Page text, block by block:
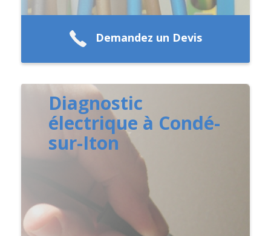
Demandez un Devis
Diagnostic
électrique à Condé-
sur-Iton